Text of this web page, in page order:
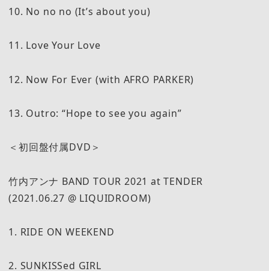
10. No no no (It’s about you)
11. Love Your Love
12. Now For Ever (with AFRO PARKER)
13. Outro: “Hope to see you again”
＜初回盤付属DVD＞
竹内アンナ BAND TOUR 2021 at TENDER
(2021.06.27 @ LIQUIDROOM)
1. RIDE ON WEEKEND
2. SUNKISSed GIRL